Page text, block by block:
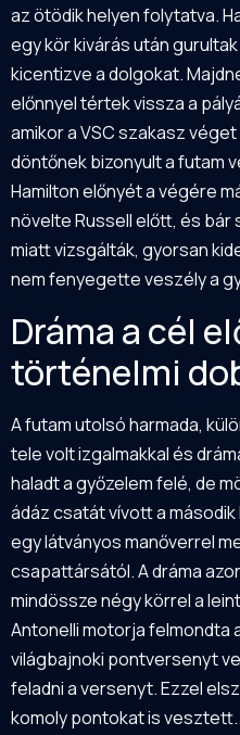
az ötödik helyen folytatva.
egy kör kivárás után
kicentizve a dolgokat.
előnnyel tértek vissza a
amikor a VSC szakasz
döntőnek bizonyult a futam
Hamilton előnyét a végére
növelte Russell előtt, és
miatt vizsgálták, gyorsan
nem fenyegette veszély a
Dráma a cél
történelmi
A futam utolsó harmada,
tele volt izgalmakkal és
haladt a győzelem felé, de
ádáz csatát vívott a
egy látványos manőverrel
csapattársától. A dráma
mindössze négy körrel a
Antonelli motorja felmondta
világbajnoki pontversenyt
feladni a versenyt. Ezzel
komoly pontokat is vesztett.